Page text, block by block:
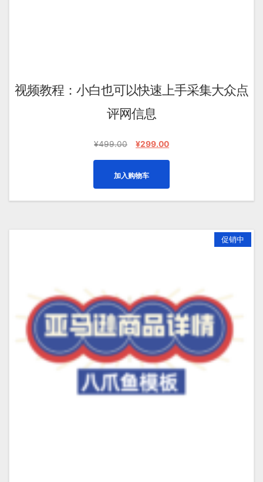
视频教程：小白也可以快速上手采集大众点
评网信息
¥499.00
原
¥499.00。
¥299.00当
为：
¥299.00。
加入购物车
促销中